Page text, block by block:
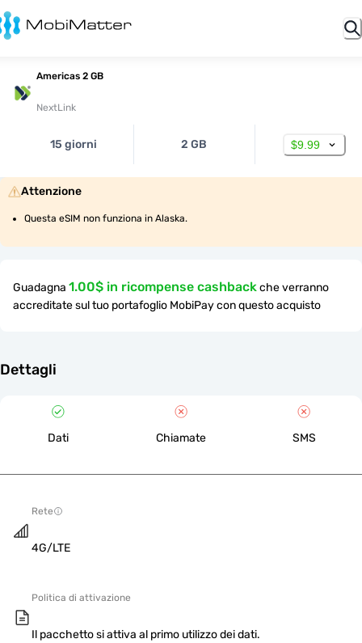
Americas 2 GB
NextLink
15 giorni 2 GB $9.99
Attenzione
Questa eSIM non funziona in Alaska.
Guadagna 1.00$ in ricompense cashbackche verranno
accreditate sul tuo portafoglio MobiPay con questo acquisto
Dettagli
Dati Chiamate SMS
Rete
4G/LTE
Politica di attivazione
Il pacchetto si attiva al primo utilizzo dei dati.